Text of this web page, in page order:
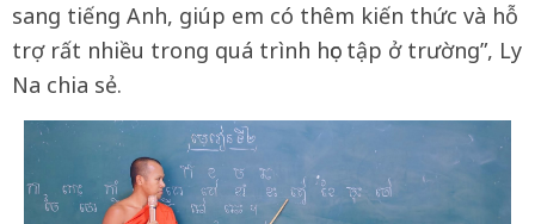
sang tiếng Anh, giúp em có thêm kiến thức và hỗ
trợ rất nhiều trong quá trình học tập ở trường”, Ly
Na chia sẻ.